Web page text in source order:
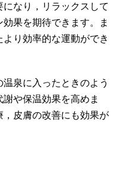
なり，リラックスして
果を期待できます。ま
り効率的な運動ができ
泉に入ったときのよう
や保温効果を高めま
皮膚の改善にも効果が